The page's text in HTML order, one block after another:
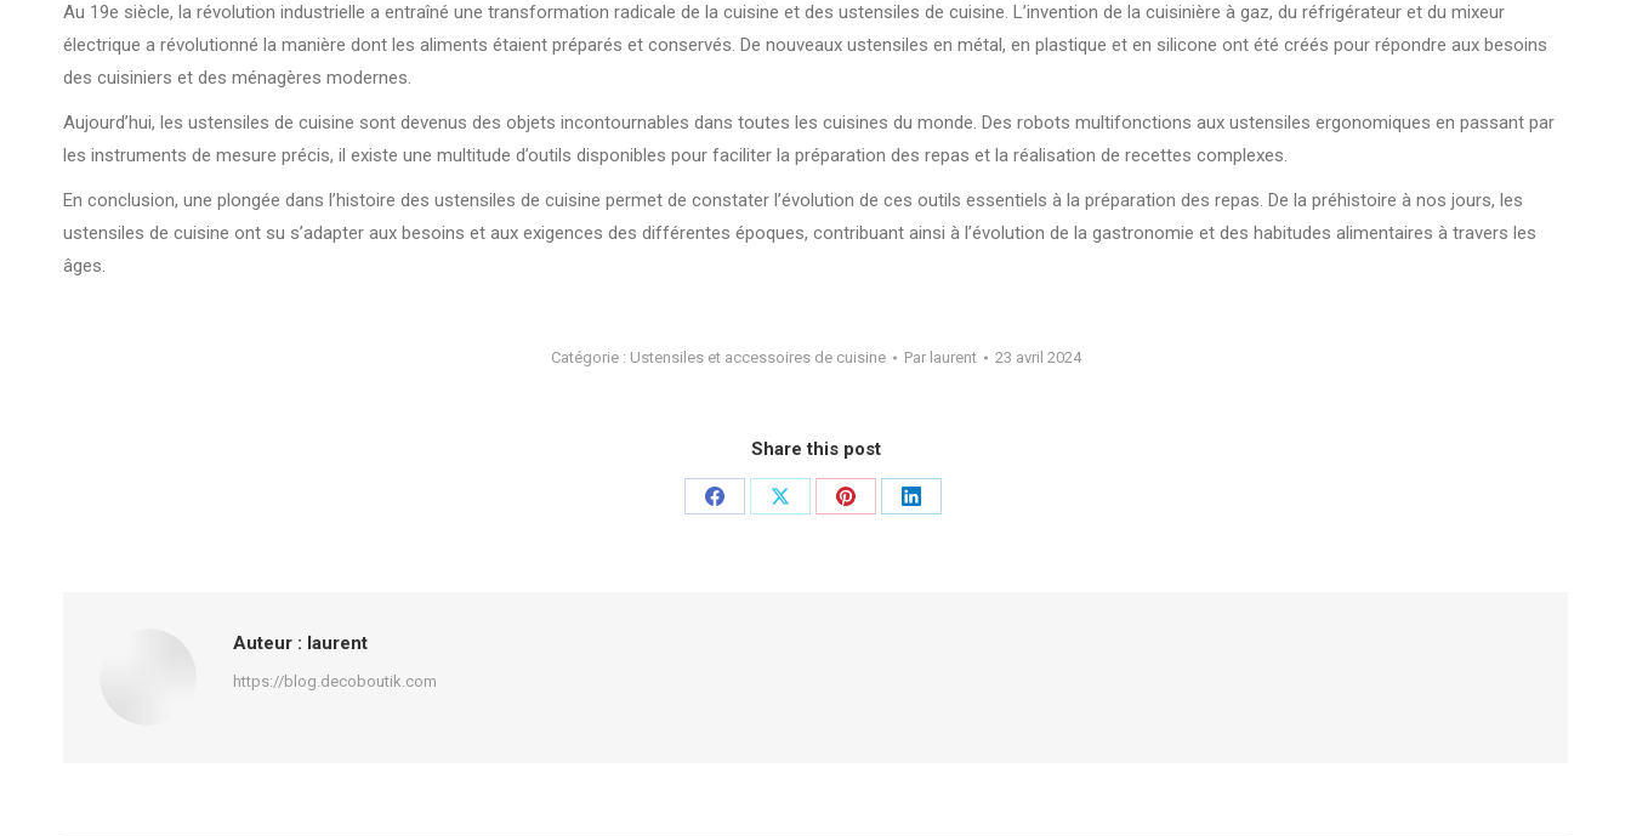
Au 19e siècle, la révolution industrielle a entraîné une transformation radicale de la cuisine et des ustensiles de cuisine. L’invention de la cuisinière à gaz, du réfrigérateur et du mixeur
électrique a révolutionné la manière dont les aliments étaient préparés et conservés. De nouveaux ustensiles en métal, en plastique et en silicone ont été créés pour répondre aux besoins
des cuisiniers et des ménagères modernes.
Aujourd’hui, les ustensiles de cuisine sont devenus des objets incontournables dans toutes les cuisines du monde. Des robots multifonctions aux ustensiles ergonomiques en passant par
les instruments de mesure précis, il existe une multitude d’outils disponibles pour faciliter la préparation des repas et la réalisation de recettes complexes.
En conclusion, une plongée dans l’histoire des ustensiles de cuisine permet de constater l’évolution de ces outils essentiels à la préparation des repas. De la préhistoire à nos jours, les
ustensiles de cuisine ont su s’adapter aux besoins et aux exigences des différentes époques, contribuant ainsi à l’évolution de la gastronomie et des habitudes alimentaires à travers les
âges.
Catégorie : Ustensiles et accessoires de cuisine Par laurent 23 avril 2024
Share this post
PartagerPartagerPartagerPartager
Auteur : laurent
https://blog.decoboutik.com